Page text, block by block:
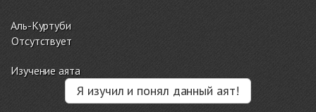
Аль-Куртуби
Отсутствует
Изучение аята
Я изучил и понял данный аят!